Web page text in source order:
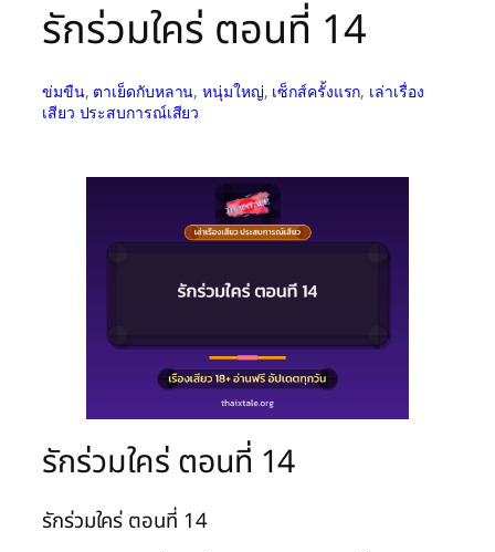
รักร่วมใคร่ ตอนที่ 14
ข่มขืน, ตาเย็ดกับหลาน, หนุ่มใหญ่, เซ็กส์ครั้งแรก, เล่าเรื่อง
เสียว ประสบการณ์เสียว
รักร่วมใคร่ ตอนที่ 14
รักร่วมใคร่ ตอนที่ 14